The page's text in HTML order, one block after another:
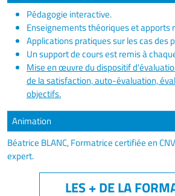
Pédagogie interactive.
Enseignements théoriques et apports
Applications pratiques sur les cas des
Un support de cours est remis à
Mise en œuvre du dispositif
de la satisfaction, auto-évaluation,
objectifs.
Animation
Béatrice BLANC, Formatrice certifiée en
expert.